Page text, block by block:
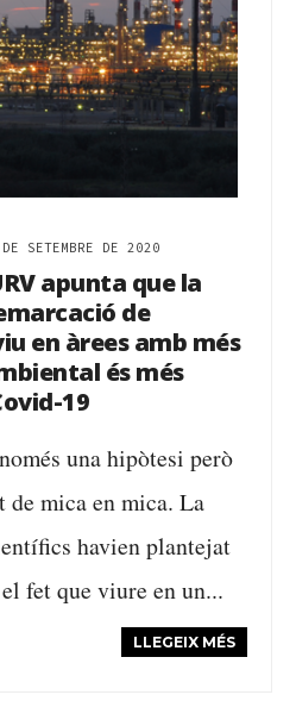
SETEMBRE DE 2020
apunta que la
de
en àrees amb més
és més
19
una hipòtesi però
de mica en mica. La
havien plantejat
fet que viure en un...
LLEGEIX MÉS